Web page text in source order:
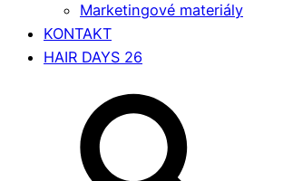
Marketingové materiály
KONTAKT
HAIR DAYS 26